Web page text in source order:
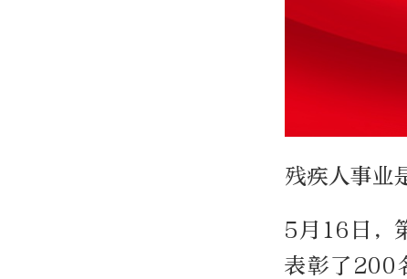
残疾人事业
5月16日，
表彰了200